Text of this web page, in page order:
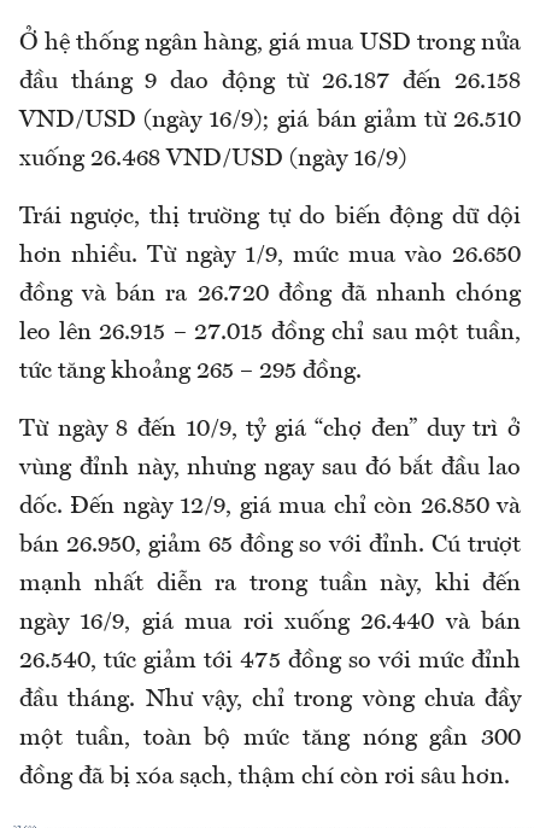
Ở hệ thống ngân hàng, giá mua USD trong nửa
đầu tháng 9 dao động từ 26.187 đến 26.158
VND/USD (ngày 16/9); giá bán giảm từ 26.510
xuống 26.468 VND/USD (ngày 16/9)
Trái ngược, thị trường tự do biến động dữ dội
hơn nhiều. Từ ngày 1/9, mức mua vào 26.650
đồng và bán ra 26.720 đồng đã nhanh chóng
leo lên 26.915 – 27.015 đồng chỉ sau một tuần,
tức tăng khoảng 265 – 295 đồng.
Từ ngày 8 đến 10/9, tỷ giá “chợ đen” duy trì ở
vùng đỉnh này, nhưng ngay sau đó bắt đầu lao
dốc. Đến ngày 12/9, giá mua chỉ còn 26.850 và
bán 26.950, giảm 65 đồng so với đỉnh. Cú trượt
mạnh nhất diễn ra trong tuần này, khi đến
ngày 16/9, giá mua rơi xuống 26.440 và bán
26.540, tức giảm tới 475 đồng so với mức đỉnh
đầu tháng. Như vậy, chỉ trong vòng chưa đầy
một tuần, toàn bộ mức tăng nóng gần 300
đồng đã bị xóa sạch, thậm chí còn rơi sâu hơn.